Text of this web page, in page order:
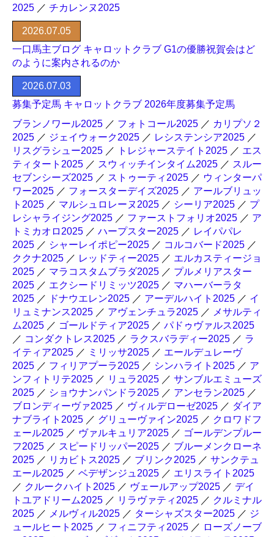
2025 ／ チカレンヌ2025
2026.07.05
一口馬主ブログ キャロットクラブ G1の優勝祝賀会はど
のように案内されるのか
2026.07.03
募集予定馬 キャロットクラブ 2026年度募集予定馬
ブランノワール2025 ／ フォトコール2025 ／ カリプソ２
2025 ／ ジェイウォーク2025 ／ レシステンシア2025 ／
リスグラシュー2025 ／ トレジャーステイト2025 ／ エス
ティタート2025 ／ スウィッチインタイム2025 ／ スルー
セブンシーズ2025 ／ ストゥーティ2025 ／ ウィンターパ
ワー2025 ／ フォースターデイズ2025 ／ アールブリュッ
ト2025 ／ マルシュロレーヌ2025 ／ シーリア2025 ／ プ
レシャライジング2025 ／ ファーストフォリオ2025 ／ ア
トミカオロ2025 ／ ハープスター2025 ／ レイパパレ
2025 ／ シャーレイポピー2025 ／ コルコバード2025 ／
ククナ2025 ／ レッドティー2025 ／ エルカスティージョ
2025 ／ マラコスタムブラダ2025 ／ プルメリアスター
2025 ／ エクシードリミッツ2025 ／ マハーバーラタ
2025 ／ ドナウエレン2025 ／ アーデルハイト2025 ／ イ
リュミナンス2025 ／ アヴェンチュラ2025 ／ メサルティ
ム2025 ／ ゴールドティア2025 ／ パドゥヴァルス2025
／ コンダクトレス2025 ／ ラクスバラディー2025 ／ ラ
イティア2025 ／ ミリッサ2025 ／ エールデュレーヴ
2025 ／ フィリアプーラ2025 ／ シンハライト2025 ／ ア
ンフィトリテ2025 ／ リュラ2025 ／ サンブルエミューズ
2025 ／ ショウナンパンドラ2025 ／ アンセラン2025 ／
ブロンディーヴァ2025 ／ ヴィルデローゼ2025 ／ ダイア
ナブライト2025 ／ グリューヴァイン2025 ／ クロワドフ
ェール2025 ／ ヴァルキュリア2025 ／ ゴールデンプルー
フ2025 ／ スピードリッパー2025 ／ ブルーメンクローネ
2025 ／ リカビトス2025 ／ ブリンク2025 ／ サンクテュ
エール2025 ／ ベデザンジュ2025 ／ エリスライト2025
／ クルークハイト2025 ／ ヴェールアップ2025 ／ デイ
トユアドリーム2025 ／ リラヴァティ2025 ／ クルミナル
2025 ／ メルヴィル2025 ／ ターシャズスター2025 ／ ジ
ュールヒート2025 ／ フィニフティ2025 ／ ローズノーブ